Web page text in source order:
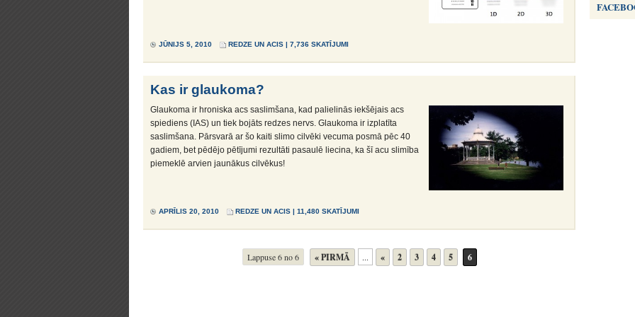
JŪNIJS 5, 2010 REDZE UN ACIS | 7,736 SKATĪJUMI
Kas ir glaukoma?
Glaukoma ir hroniska acs saslimšana, kad palielinās iekšējais acs
spiediens (IAS) un tiek bojāts redzes nervs. Glaukoma ir izplatīta
saslimšana. Pārsvarā ar šo kaiti slimo cilvēki vecuma posmā pēc 40
gadiem, bet pēdējo pētījumi rezultāti pasaulē liecina, ka šī acu slimība
piemeklē arvien jaunākus cilvēkus!
APRĪLIS 20, 2010 REDZE UN ACIS | 11,480 SKATĪJUMI
Lappuse 6 no 6 « PIRMĀ ... « 2 3 4 5 6